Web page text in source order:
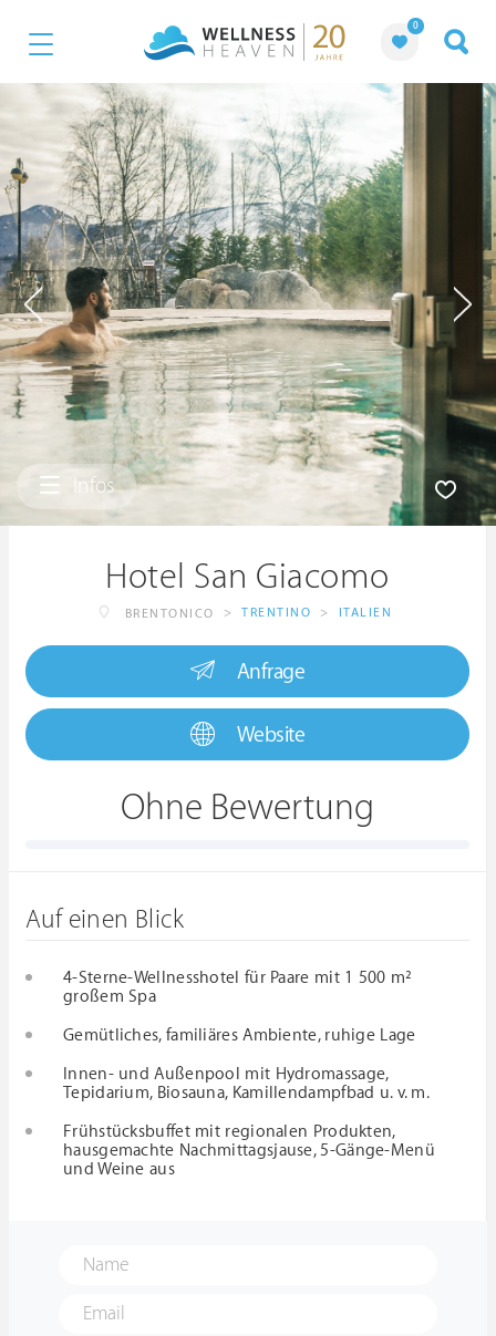
0
Infos
Hotel San Giacomo
BRENTONICO > TRENTINO > ITALIEN
Anfrage
Website
Ohne Bewertung
Auf einen Blick
4-Sterne-Wellnesshotel für Paare mit 1 500 m²
großem Spa
Gemütliches, familiäres Ambiente, ruhige Lage
Innen- und Außenpool mit Hydromassage,
Tepidarium, Biosauna, Kamillendampfbad u. v. m.
Frühstücksbuffet mit regionalen Produkten,
hausgemachte Nachmittagsjause, 5-Gänge-Menü
und Weine aus